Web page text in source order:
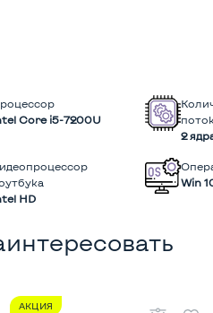
Core i5-7200U
2
HD
Win
АКЦИЯ